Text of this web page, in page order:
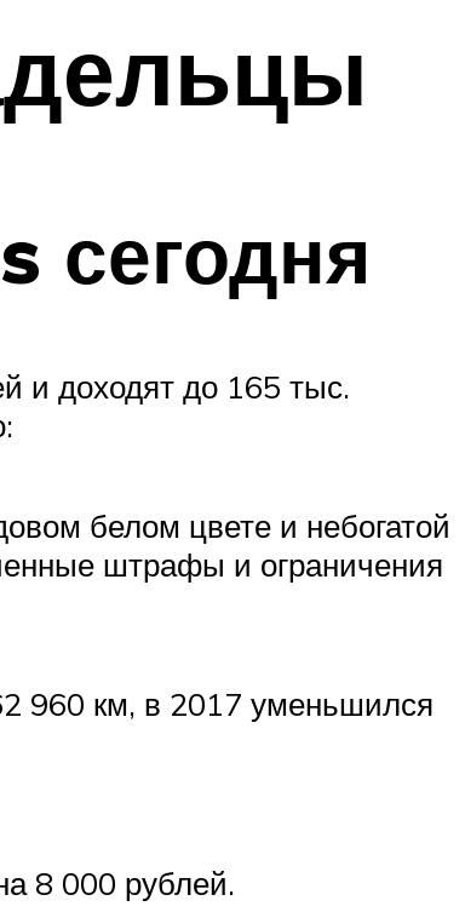
сегодня
и доходят до 165 тыс.
белом цвете и небогатой
штрафы и ограничения
960 км, в 2017 уменьшился
8 000 рублей.